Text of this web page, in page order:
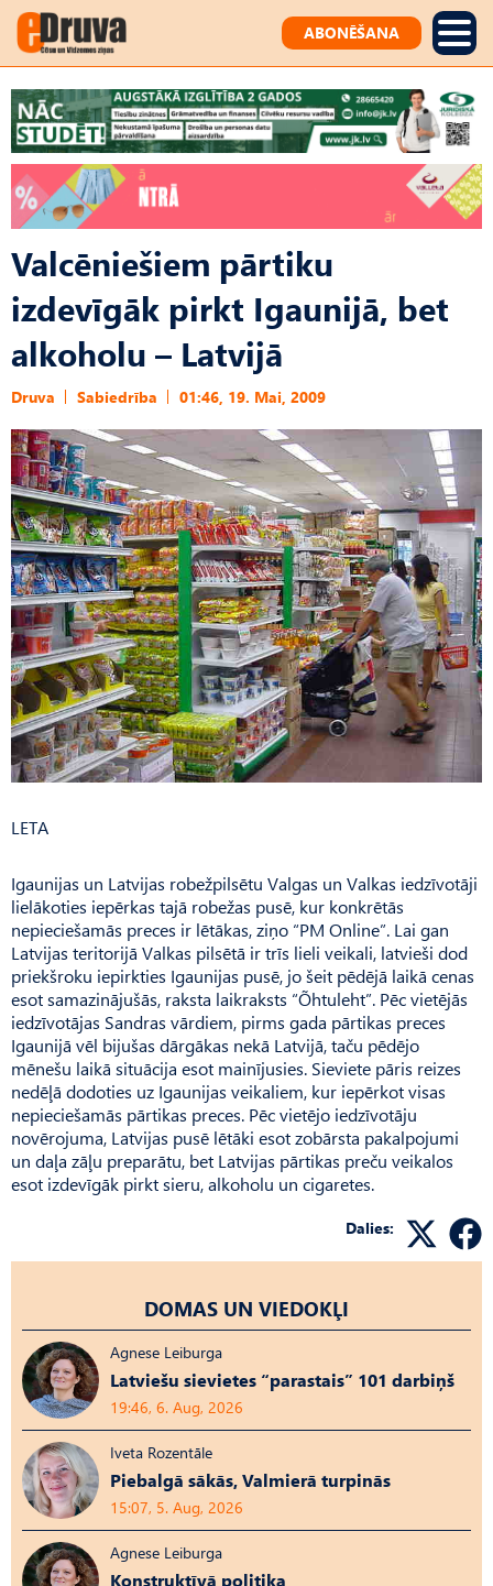
ABONĒŠANA
Valcēniešiem pārtiku
izdevīgāk pirkt Igaunijā, bet
alkoholu – Latvijā
Druva Sabiedrība 01:46, 19. Mai, 2009
LETA
Igaunijas un Latvijas robežpilsētu Valgas un Valkas iedzīvotāji
lielākoties iepērkas tajā robežas pusē, kur konkrētās
nepieciešamās preces ir lētākas, ziņo “PM Online”. Lai gan
Latvijas teritorijā Valkas pilsētā ir trīs lieli veikali, latvieši dod
priekšroku iepirkties Igaunijas pusē, jo šeit pēdējā laikā cenas
esot samazinājušās, raksta laikraksts “Õhtuleht”. Pēc vietējās
iedzīvotājas Sandras vārdiem, pirms gada pārtikas preces
Igaunijā vēl bijušas dārgākas nekā Latvijā, taču pēdējo
mēnešu laikā situācija esot mainījusies. Sieviete pāris reizes
nedēļā dodoties uz Igaunijas veikaliem, kur iepērkot visas
nepieciešamās pārtikas preces. Pēc vietējo iedzīvotāju
novērojuma, Latvijas pusē lētāki esot zobārsta pakalpojumi
un daļa zāļu preparātu, bet Latvijas pārtikas preču veikalos
esot izdevīgāk pirkt sieru, alkoholu un cigaretes.
Dalies:
DOMAS UN VIEDOKĻI
Agnese Leiburga
Latviešu sievietes “parastais” 101 darbiņš
19:46, 6. Aug, 2026
Iveta Rozentāle
Piebalgā sākās, Valmierā turpinās
15:07, 5. Aug, 2026
Agnese Leiburga
Konstruktīvā politika